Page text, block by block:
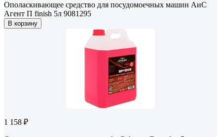
Ополаскивающее средство для посудомоечных машин АиС
Агент П finish 5л 9081295
В корзину
1 158 ₽